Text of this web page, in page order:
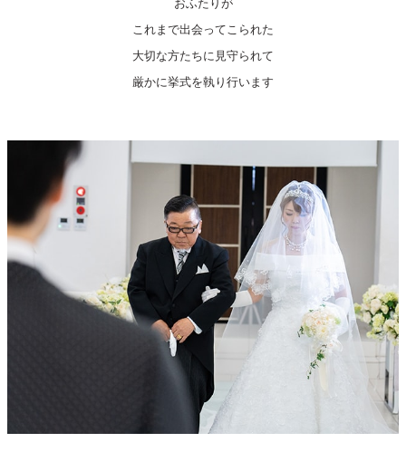
おふたりが
これまで出会ってこられた
大切な方たちに見守られて
厳かに挙式を執り行います